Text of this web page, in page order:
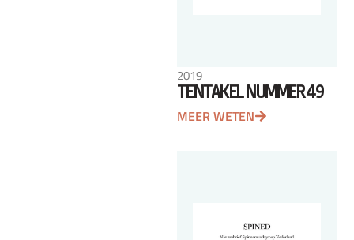
2019
TENTAKEL NUMMER 49
MEER WETEN